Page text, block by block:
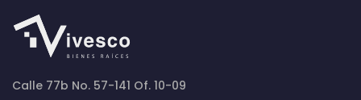
Calle 77b No. 57-141 Of. 10-09